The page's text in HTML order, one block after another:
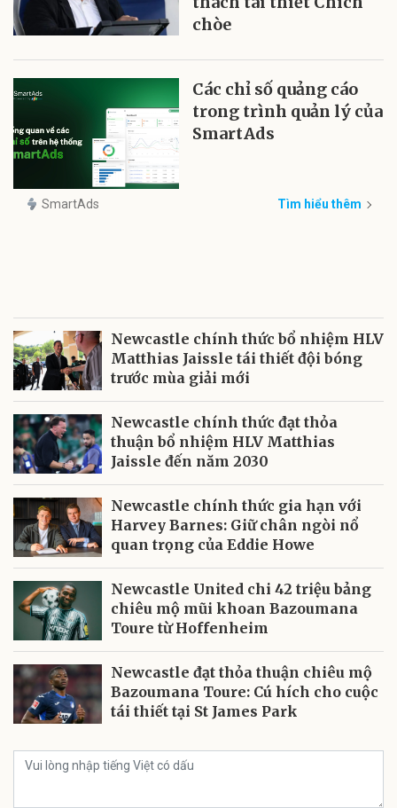
chòe
Các chỉ số quảng cáo
trong trình quản lý của
SmartAds
SmartAds Tìm hiểu thêm
Newcastle chính thức bổ nhiệm HLV
Matthias Jaissle tái thiết đội bóng
trước mùa giải mới
Newcastle chính thức đạt thỏa
thuận bổ nhiệm HLV Matthias
Jaissle đến năm 2030
Newcastle chính thức gia hạn với
Harvey Barnes: Giữ chân ngòi nổ
quan trọng của Eddie Howe
Newcastle United chi 42 triệu bảng
chiêu mộ mũi khoan Bazoumana
Toure từ Hoffenheim
Newcastle đạt thỏa thuận chiêu mộ
Bazoumana Toure: Cú hích cho cuộc
tái thiết tại St James Park